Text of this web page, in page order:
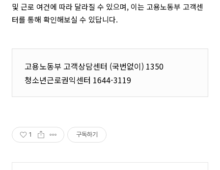
및 근로 여건에 따라 달라질 수 있으며, 이는 고용노동부 고객센
터를 통해 확인해보실 수 있답니다.
고용노동부 고객상담센터 (국번없이) 1350
청소년근로권익센터 1644-3119
1 구독하기